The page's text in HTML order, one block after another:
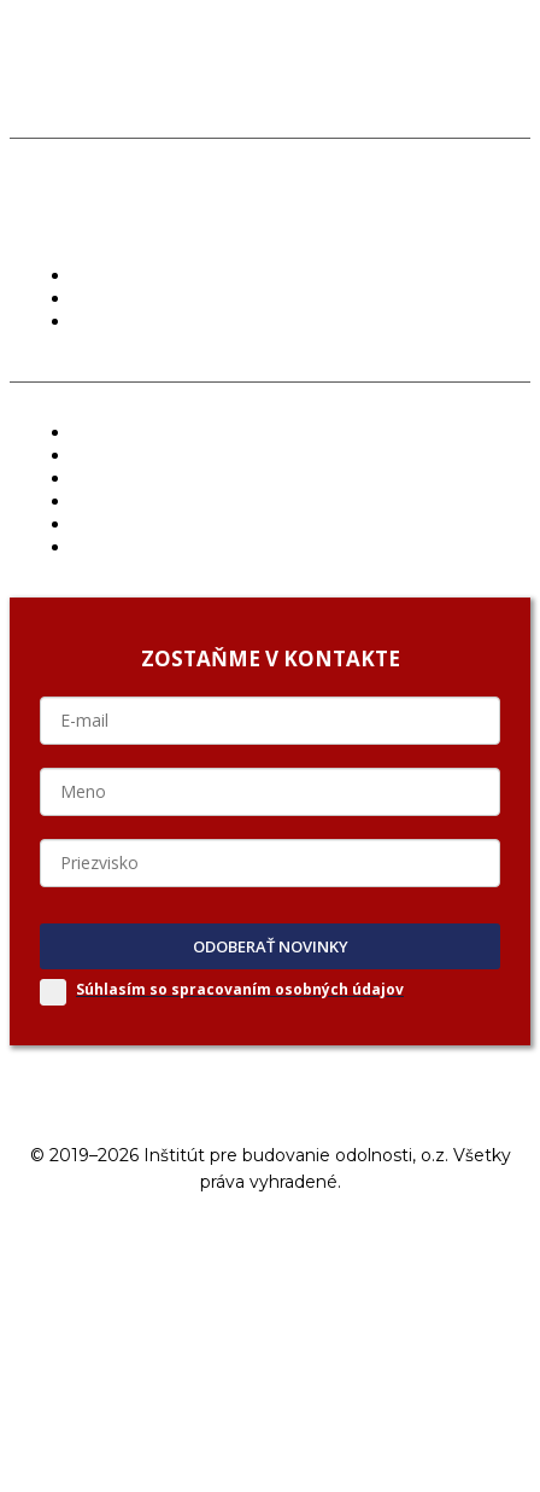
ZOSTAŇME V KONTAKTE
ODOBERAŤ NOVINKY
Súhlasím so spracovaním osobných údajov
© 2019–2026 Inštitút pre budovanie odolnosti, o.z. Všetky
práva vyhradené.